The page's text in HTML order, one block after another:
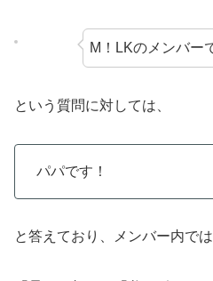
M！LKのメンバー
という質問に対しては、
パパです！
と答えており、メンバー内では